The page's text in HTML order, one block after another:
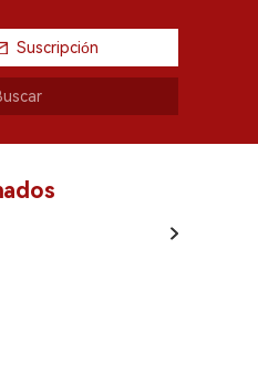
Suscripción